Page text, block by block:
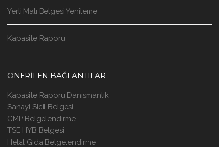
Yerli Malı Belgesi Yenileme
Kapasite Raporu
ÖNERILEN BAĞLANTILAR
Kapasite Raporu Danışmanlık
Sanayi Sicil Belgesi
GMP Belgelendirme
TSE HYB Belgesi
Helal Gıda Belgelendirme